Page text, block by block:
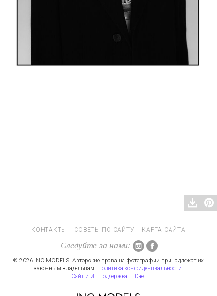
КОНТАКТЫ СОВЕТЫ ПО САЙТУ КАРТА САЙТА
Следуйте за нами:
© 2026 INO MODELS. Авторские права на фотографии принадлежат их
законным владельцам. Политика конфиденциальности.
Сайт и ИТ-поддержка — Dae.